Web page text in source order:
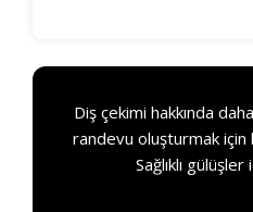
Diş çekimi hakkında
randevu oluşturmak
Sağlıklı